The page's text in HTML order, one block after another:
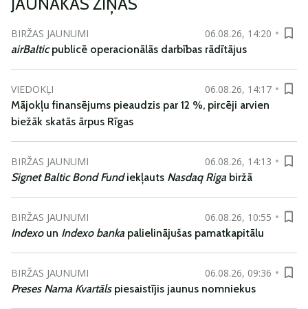
BIRŽAS JAUNUMI
06.08.26, 14:20
airBalticpublicē operacionālās darbības rādītājus
VIEDOKĻI
06.08.26, 14:17
Mājokļu finansējums pieaudzis par 12 %, pircēji arvien
biežāk skatās ārpus Rīgas
BIRŽAS JAUNUMI
06.08.26, 14:13
Signet Baltic Bond Fundiekļauts Nasdaq Riga biržā
BIRŽAS JAUNUMI
06.08.26, 10:55
Indexoun Indexo banka palielinājušas pamatkapitālu
BIRŽAS JAUNUMI
06.08.26, 09:36
Preses Nama Kvartāls piesaistījis jaunus nomniekus